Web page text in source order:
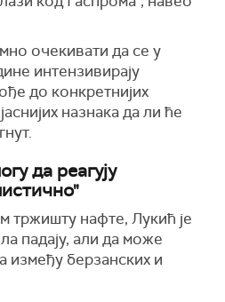
очекивати да се у
интензивирају
до конкретнијих
назнака да ли ће
да реагују
тржишту нафте, Лукић је
падају, али да може
берзанских и